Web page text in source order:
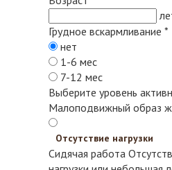
Грудное вскармливание *
нет
1-6 мес
7-12 мес
Выберите уровень
Малоподвижный образ
Отсутствие нагрузки
Сидячая работа